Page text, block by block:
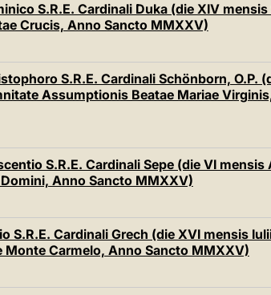
S.R.E. Cardinali Duka (die XIV
Crucis, Anno Sancto MMXXV)
S.R.E. Cardinali Schönborn, O.P.
Assumptionis Beatae Mariae
S.R.E. Cardinali Sepe (die VI
Anno Sancto MMXXV)
S.R.E. Cardinali Grech (die XVI mensis
Monte Carmelo, Anno Sancto MMXXV)